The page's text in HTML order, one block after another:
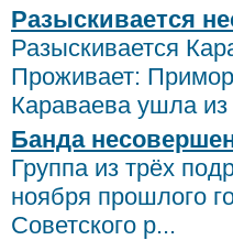
Разыскивается
Разыскивается
Проживает:
Караваева ушла
Банда
Группа из трёх
ноября прошлого
Советского р...